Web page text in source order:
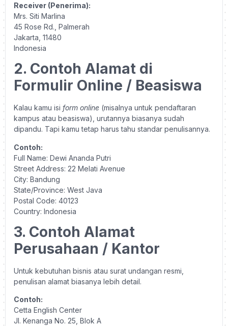
Receiver (Penerima):
Mrs. Siti Marlina
45 Rose Rd., Palmerah
Jakarta, 11480
Indonesia
2. Contoh Alamat di
Formulir Online / Beasiswa
Kalau kamu isi form online (misalnya untuk pendaftaran
kampus atau beasiswa), urutannya biasanya sudah
dipandu. Tapi kamu tetap harus tahu standar penulisannya.
Contoh:
Full Name: Dewi Ananda Putri
Street Address: 22 Melati Avenue
City: Bandung
State/Province: West Java
Postal Code: 40123
Country: Indonesia
3. Contoh Alamat
Perusahaan / Kantor
Untuk kebutuhan bisnis atau surat undangan resmi,
penulisan alamat biasanya lebih detail.
Contoh:
Cetta English Center
Jl. Kenanga No. 25, Blok A